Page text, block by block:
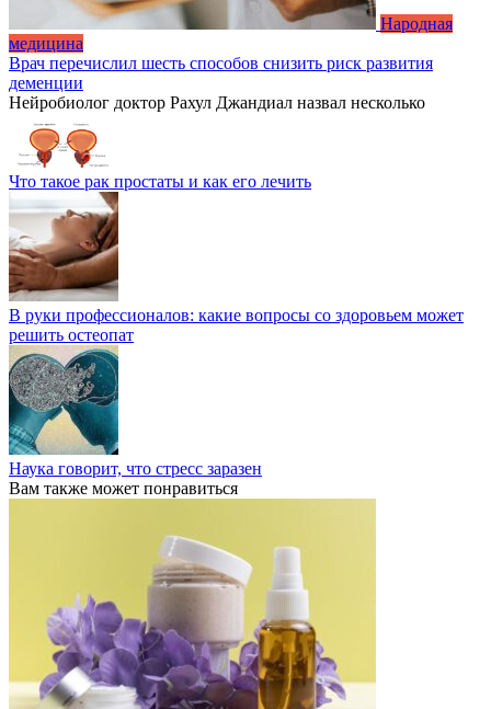
Народная
медицина
Врач перечислил шесть способов снизить риск развития
деменции
Нейробиолог доктор Рахул Джандиал назвал несколько
Что такое рак простаты и как его лечить
В руки профессионалов: какие вопросы со здоровьем может
решить остеопат
Наука говорит, что стресс заразен
Вам также может понравиться